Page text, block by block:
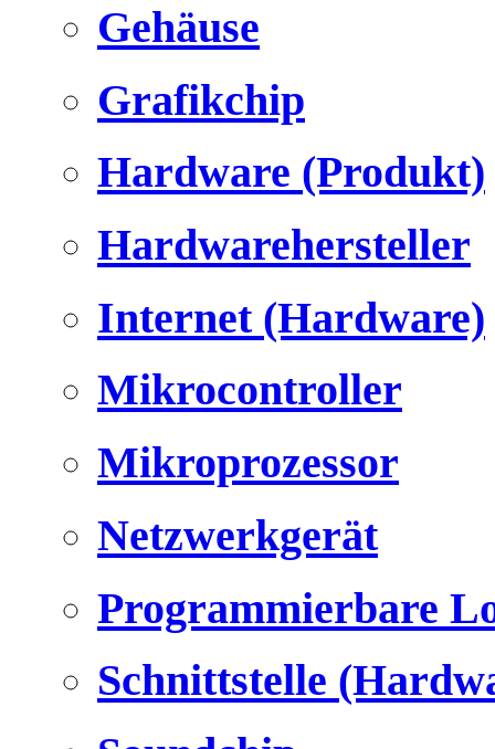
Gehäuse
Grafikchip
Hardware (Produkt)
Hardwarehersteller
Internet (Hardware)
Mikrocontroller
Mikroprozessor
Netzwerkgerät
Programmierbare
Schnittstelle